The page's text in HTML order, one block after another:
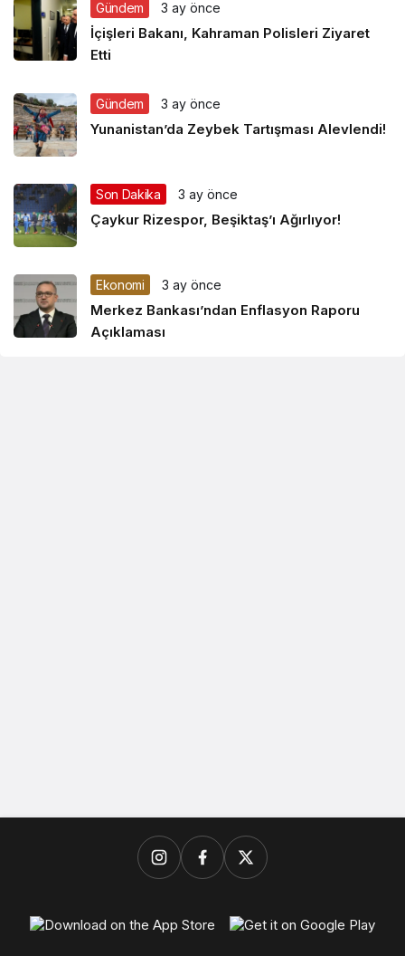
Gündem 3 ay önce
İçişleri Bakanı, Kahraman Polisleri Ziyaret
Etti
Gündem 3 ay önce
Yunanistan’da Zeybek Tartışması Alevlendi!
Son Dakika 3 ay önce
Çaykur Rizespor, Beşiktaş’ı Ağırlıyor!
Ekonomi 3 ay önce
Merkez Bankası’ndan Enflasyon Raporu
Açıklaması